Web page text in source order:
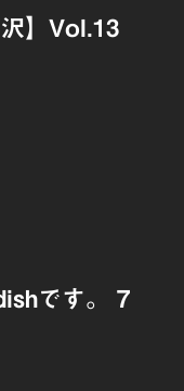
沢】Vol.13
です。 7